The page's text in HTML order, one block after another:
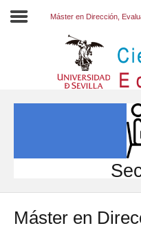
INVESTIGACIÓN
INTERNACIONAL
Máster en Dirección,
Máster en